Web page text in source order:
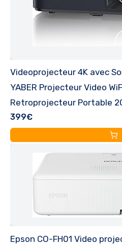
Videoprojecteur 4K avec
YABER Projecteur Video
Retroprojecteur Portable
HD 1080P, Auto Focus/
399€
Epson CO-FH01 Video